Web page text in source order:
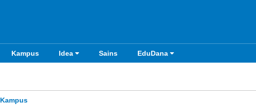
Kampus Idea Sains EduDana
Kampus